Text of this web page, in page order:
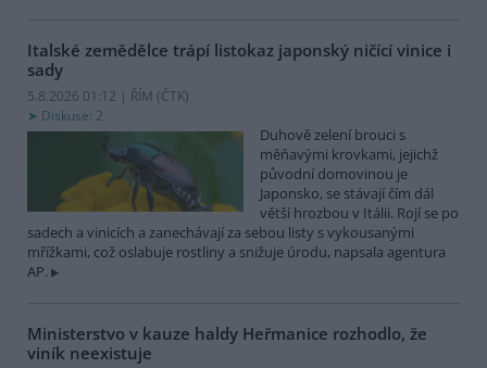
Italské zemědělce trápí listokaz japonský ničící vinice i
sady
5.8.2026 01:12 | ŘÍM (ČTK)
Diskuse: 2
Duhově zelení brouci s
měňavými krovkami, jejichž
původní domovinou je
Japonsko, se stávají čím dál
větší hrozbou v Itálii. Rojí se po
sadech a vinicích a zanechávají za sebou listy s vykousanými
mřížkami, což oslabuje rostliny a snižuje úrodu, napsala agentura
AP.
Ministerstvo v kauze haldy Heřmanice rozhodlo, že
viník neexistuje